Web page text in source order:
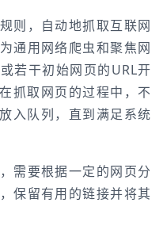
则，自动地抓取互联网
通用网络爬虫和聚焦网
若干初始网页的URL开
抓取网页的过程中，不
入队列，直到满足系统
需要根据一定的网页分
保留有用的链接并将其